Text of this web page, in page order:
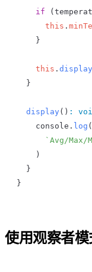
    if
(
      this
.
    }
    this
. display
  }
  display
() :
    console
. log (
`Avg/Max/
    )
  }
}
使用观察者模